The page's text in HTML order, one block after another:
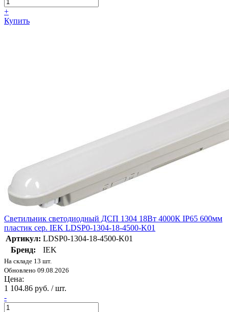
+
Купить
Светильник светодиодный ДСП 1304 18Вт 4000К IP65 600мм
пластик сер. IEK LDSP0-1304-18-4500-K01
Артикул: LDSP0-1304-18-4500-K01
Бренд:
IEK
На складе 13 шт.
Обновлено 09.08.2026
Цена:
1 104.86 руб. / шт.
-